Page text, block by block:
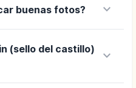
buenas fotos? keyboard_arrow_down
(sello del castillo)
keyboard_arrow_down